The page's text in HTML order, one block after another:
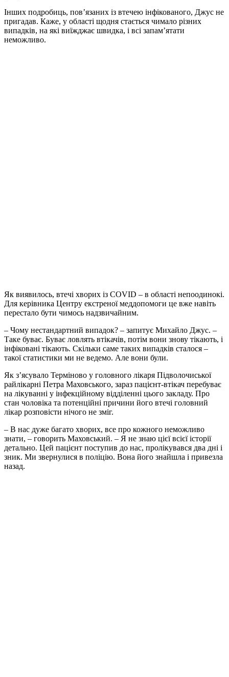
Інших подробиць, пов’язаних із втечею інфікованого, Джус не
пригадав. Каже, у області щодня стається чимало різних
випадків, на які виїжджає швидка, і всі запам’ятати
неможливо.
Як виявилось, втечі хворих із COVID – в області непоодинокі.
Для керівника Центру екстреної меддопомоги це вже навіть
перестало бути чимось надзвичайним.
– Чому нестандартний випадок? – запитує Михайло Джус. –
Таке буває. Буває ловлять втікачів, потім вони знову тікають, і
інфіковані тікають. Скільки саме таких випадків сталося –
такої статистики ми не ведемо. Але вони були.
Як з’ясувало Терміново у головного лікаря Підволочиської
райлікарні Петра Маховського, зараз пацієнт-втікач перебуває
на лікуванні у інфекційному відділенні цього закладу. Про
стан чоловіка та потенційні причини його втечі головний
лікар розповісти нічого не зміг.
– В нас дуже багато хворих, все про кожного неможливо
знати, – говорить Маховський. – Я не знаю цієї всієї історії
детально. Цей пацієнт поступив до нас, пролікувався два дні і
зник. Ми звернулися в поліцію. Вона його знайшла і привезла
назад.